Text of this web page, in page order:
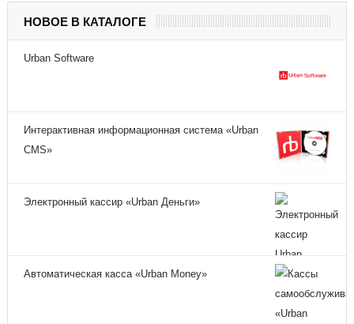
НОВОЕ В КАТАЛОГЕ
Urban Software
Интерактивная информационная система «Urban
CMS»
Электронный кассир «Urban Деньги»
Автоматическая касса «Urban Money»